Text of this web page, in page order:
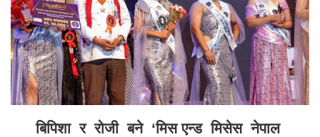
बिपिशा र रोजी बने ‘मिस एन्ड मिसेस नेपाल